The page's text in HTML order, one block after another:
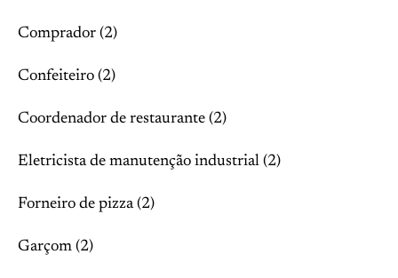
Comprador (2)
Confeiteiro (2)
Coordenador de restaurante (2)
Eletricista de manutenção industrial (2)
Forneiro de pizza (2)
Garçom (2)